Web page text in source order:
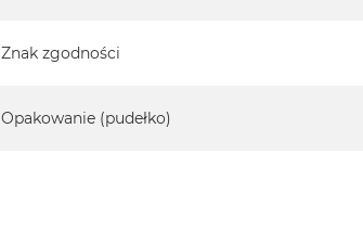
Znak zgodności
Opakowanie (pudełko)